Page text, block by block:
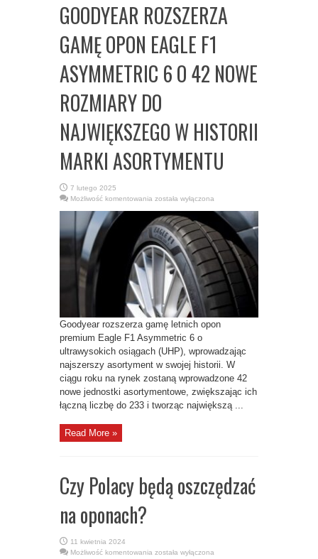
GOODYEAR ROZSZERZA
GAMĘ OPON EAGLE F1
ASYMMETRIC 6 O 42 NOWE
ROZMIARY DO
NAJWIĘKSZEGO W HISTORII
MARKI ASORTYMENTU
7 lutego 2025
Możliwość komentowania GOODYEAR
GAMĘ
OPON
EAGLE
F1
ASYMMETRIC
6
O
NOWE
ROZMIARY
DO
NAJWIĘKSZEGO
W
HISTORII
MARKI
ASORTYMENTU
została wyłączona
Goodyear rozszerza gamę letnich opon
premium Eagle F1 Asymmetric 6 o
ultrawysokich osiągach (UHP), wprowadzając
najszerszy asortyment w swojej historii. W
ciągu roku na rynek zostaną wprowadzone 42
nowe jednostki asortymentowe, zwiększając ich
łączną liczbę do 233 i tworząc największą ...
Read More »
Czy Polacy będą oszczędzać
na oponach?
11 kwietnia 2024
Możliwość komentowania Czy
została wyłączona